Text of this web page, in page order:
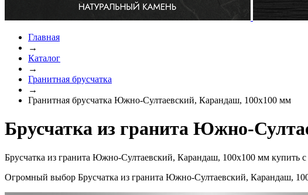
Главная
→
Каталог
→
Гранитная брусчатка
→
Гранитная брусчатка Южно-Султаевский, Карандаш, 100x100 мм
Брусчатка из гранита Южно-
Брусчатка из гранита Южно-Султаевский, Карандаш, 100x100 мм купить
Огромный выбор Брусчатка из гранита Южно-Султаевский, Карандаш,